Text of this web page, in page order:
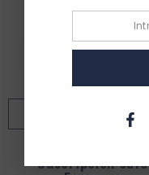
VER VARIANTES
Suscripción Café